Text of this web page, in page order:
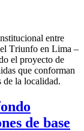
entre
Triunfo en Lima –
el proyecto de
que conforman
de la localidad.
de base